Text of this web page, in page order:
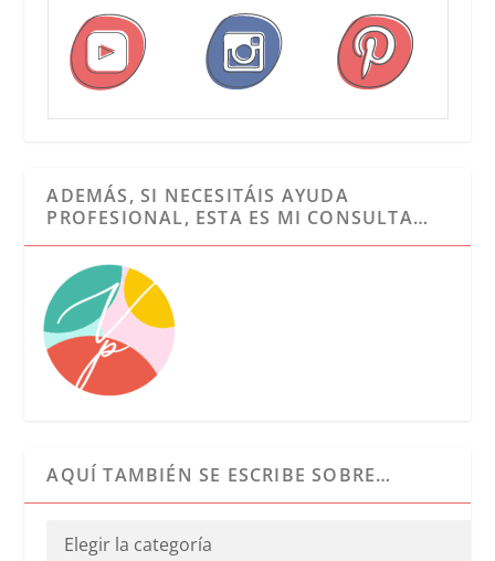
ADEMÁS, SI NECESITÁIS AYUDA
PROFESIONAL, ESTA ES MI CONSULTA…
AQUÍ TAMBIÉN SE ESCRIBE SOBRE…